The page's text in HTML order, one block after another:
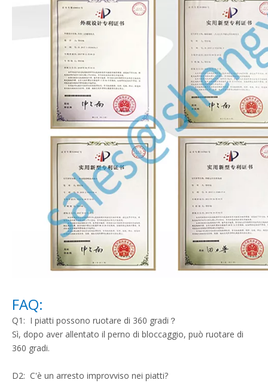
FAQ:
Q1: I piatti possono ruotare di 360 gradi？
Sì, dopo aver allentato il perno di bloccaggio, può ruotare di
360 gradi.
D2: C'è un arresto improvviso nei piatti?